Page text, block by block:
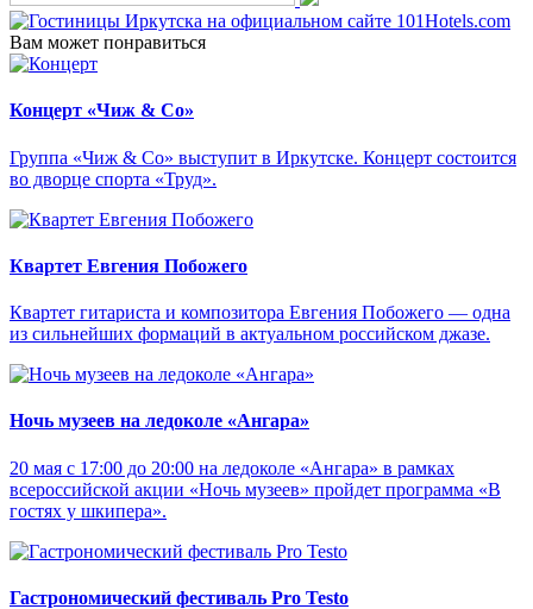
Вам может понравиться
Концерт «Чиж & Cо»
Группа «Чиж & Co» выступит в Иркутске. Концерт состоится
во дворце спорта «Труд».
Квартет Евгения Побожего
Квартет гитариста и композитора Евгения Побожего — одна
из сильнейших формаций в актуальном российском джазе.
Ночь музеев на ледоколе «Ангара»
20 мая с 17:00 до 20:00 на ледоколе «Ангара» в рамках
всероссийской акции «Ночь музеев» пройдет программа «В
гостях у шкипера».
Гастрономический фестиваль Pro Testo